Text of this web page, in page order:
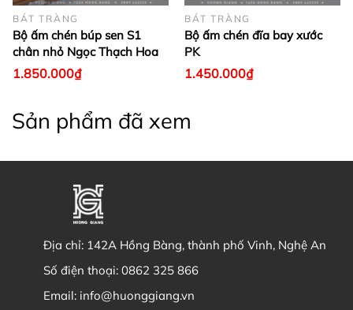
BÁT TRÀNG
Bộ ấm chén búp sen S1
chân nhỏ Ngọc Thạch Hoa
1.850.000₫
BÁT TRÀNG
Bộ ấm chén đĩa bay xước
PK
1.450.000₫
Sản phẩm đã xem
Địa chỉ: 142A Hồng Bàng, thành phố Vinh, Nghệ An
Số điện thoại: 0862 325 866
Email: info@huonggiang.vn